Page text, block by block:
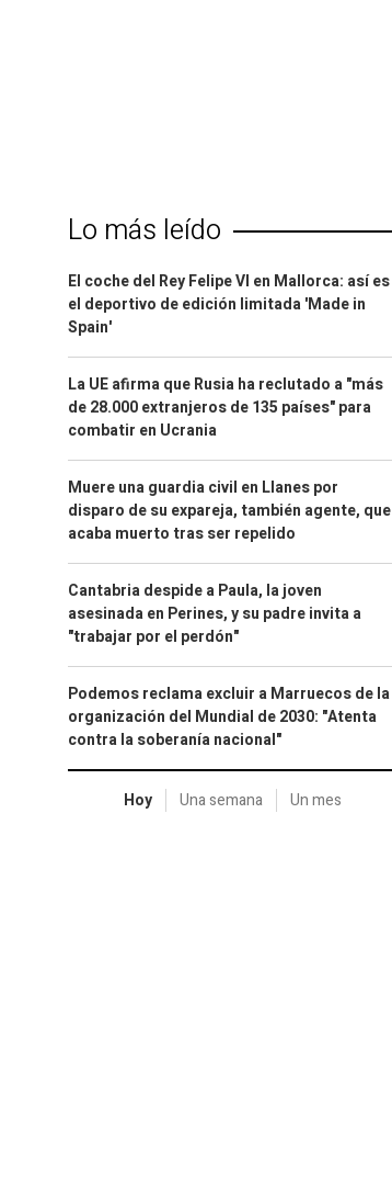
Lo más leído
El coche del Rey Felipe VI en Mallorca: así es
el deportivo de edición limitada 'Made in
Spain'
La UE afirma que Rusia ha reclutado a "más
de 28.000 extranjeros de 135 países" para
combatir en Ucrania
Muere una guardia civil en Llanes por
disparo de su expareja, también agente, que
acaba muerto tras ser repelido
Cantabria despide a Paula, la joven
asesinada en Perines, y su padre invita a
"trabajar por el perdón"
Podemos reclama excluir a Marruecos de la
organización del Mundial de 2030: "Atenta
contra la soberanía nacional"
Hoy Una semana Un mes